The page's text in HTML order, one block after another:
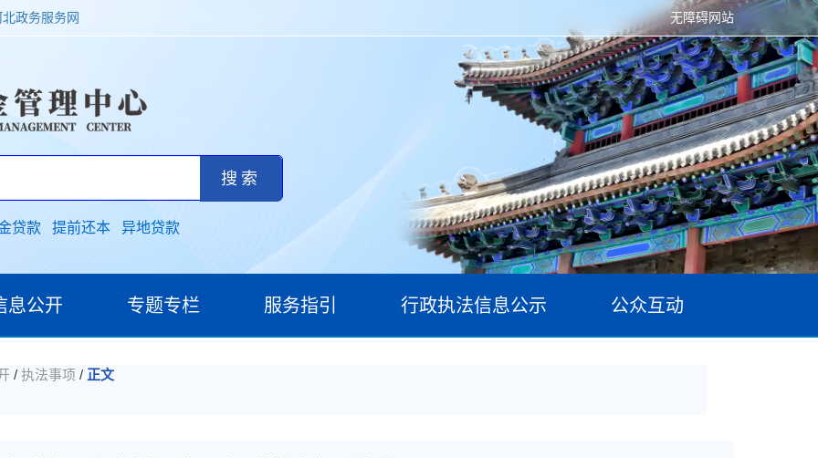
北政务服务网 无障碍网站
贷款 提前还本 异地贷款
息公开 专题专栏 服务指引 行政执法信息公示 公众互动
/ 执法事项 / 正文